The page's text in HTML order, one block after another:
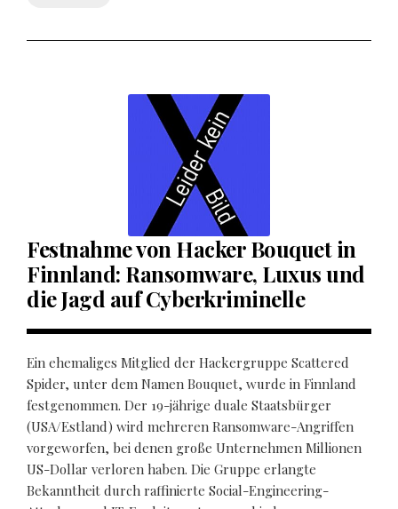
Festnahme von Hacker Bouquet in
Finnland: Ransomware, Luxus und
die Jagd auf Cyberkriminelle
Ein ehemaliges Mitglied der Hackergruppe Scattered
Spider, unter dem Namen Bouquet, wurde in Finnland
festgenommen. Der 19-jährige duale Staatsbürger
(USA/Estland) wird mehreren Ransomware-Angriffen
vorgeworfen, bei denen große Unternehmen Millionen
US-Dollar verloren haben. Die Gruppe erlangte
Bekanntheit durch raffinierte Social-Engineering-